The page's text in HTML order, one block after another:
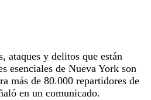
ataques y delitos que están
esenciales de Nueva York son
más de 80.000 repartidores de
en un comunicado.